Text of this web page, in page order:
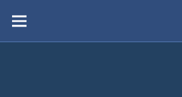
вмістуМеню